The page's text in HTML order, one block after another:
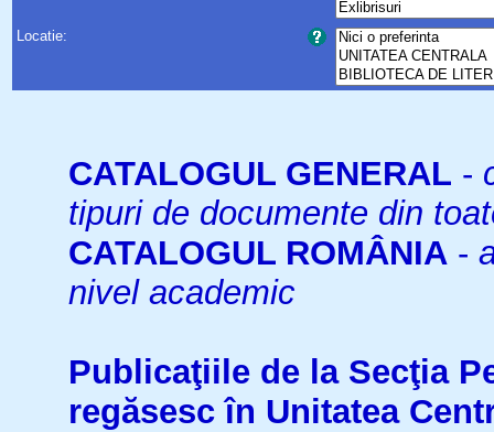
Locatie:
CATALOGUL GENERAL -
tipuri de documente din
CATALOGUL ROMÂNIA -
nivel academic
Publicaţiile de la Secţia
regăsesc în Unitatea